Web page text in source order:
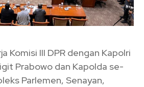
Komisi III DPR dengan Kapolri
Prabowo dan Kapolda se-
Parlemen, Senayan,